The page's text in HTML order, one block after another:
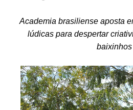
Academia brasiliense aposta
lúdicas para despertar
baixinhos